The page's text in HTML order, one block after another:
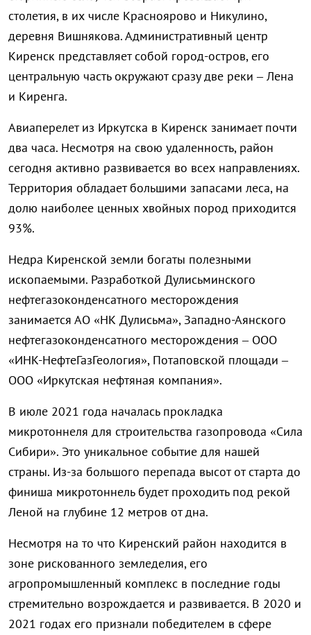
столетия, в их числе Красноярово и Никулино,
деревня Вишнякова. Административный центр
Киренск представляет собой город-остров, его
центральную часть окружают сразу две реки – Лена
и Киренга.
Авиаперелет из Иркутска в Киренск занимает почти
два часа. Несмотря на свою удаленность, район
сегодня активно развивается во всех направлениях.
Территория обладает большими запасами леса, на
долю наиболее ценных хвойных пород приходится
93%.
Недра Киренской земли богаты полезными
ископаемыми. Разработкой Дулисьминского
нефтегазоконденсатного месторождения
занимается АО «НК Дулисьма», Западно-Аянского
нефтегазоконденсатного месторождения – ООО
«ИНК-НефтеГазГеология», Потаповской площади –
ООО «Иркутская нефтяная компания».
В июле 2021 года началась прокладка
микротоннеля для строительства газопровода «Сила
Сибири». Это уникальное событие для нашей
страны. Из-за большого перепада высот от старта до
финиша микротоннель будет проходить под рекой
Леной на глубине 12 метров от дна.
Несмотря на то что Киренский район находится в
зоне рискованного земледелия, его
агропромышленный комплекс в последние годы
стремительно возрождается и развивается. В 2020 и
2021 годах его признали победителем в сфере